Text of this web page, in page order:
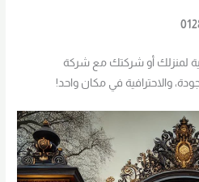
لمنزلك أو شركتك مع شركة
والاحترافية في مكان واحد!